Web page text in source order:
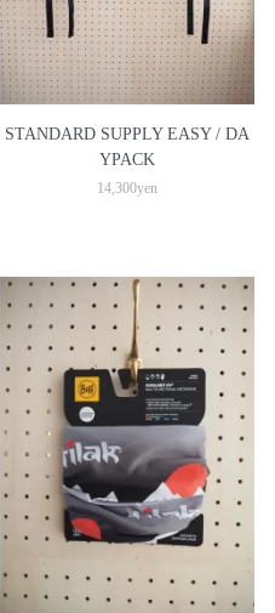
STANDARD SUPPLY EASY / DA
YPACK
14,300yen